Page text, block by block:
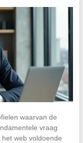
waarvan de
vraag
web voldoende